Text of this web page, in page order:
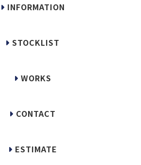
INFORMATION
STOCKLIST
WORKS
CONTACT
ESTIMATE